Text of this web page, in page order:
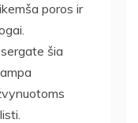
poros ir
šia